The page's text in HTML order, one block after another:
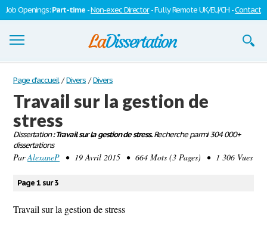
Job Openings:Part-time -Non-exec Director- Fully Remote UK/EU/CH -Contact
Dissertations
S'inscrire
Se connecter
Contactez-nous
Page d'accueil / Divers / Divers
Travail sur la gestion de
stress
Dissertation: Travail sur la gestion de stress.Recherche parmi 304 000+
dissertations
ParAlexaneP • 19 Avril 2015 • 664 Mots (3 Pages) • 1 306 Vues
Page 1 sur 3
Travail sur la gestion de stress